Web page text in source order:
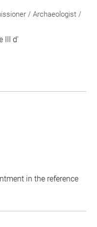
/ Archaeologist /
III d'
in the reference